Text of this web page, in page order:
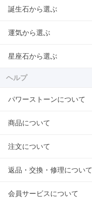
誕生石から選ぶ
運気から選ぶ
星座石から選ぶ
ヘルプ
パワーストーンについて
商品について
注文について
返品・交換・修理について
会員サービスについて